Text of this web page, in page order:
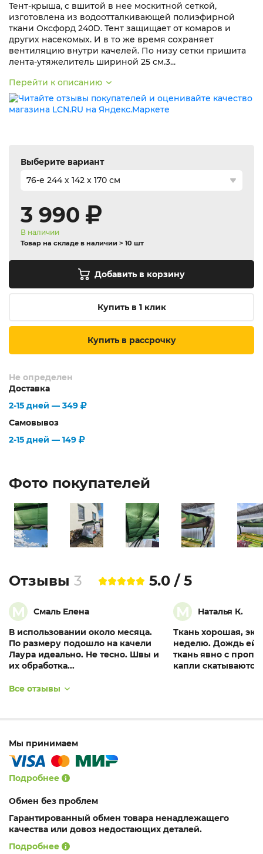
Тент-крыша, с вшитой в нее москитной сеткой,
изготовлена из водоотталкивающей полиэфирной
ткани Оксфорд 240D. Тент защищает от комаров и
других насекомых. И в то же время сохраняет
вентиляцию внутри качелей. По низу сетки пришита
лента-утяжелитель шириной 25 см.3...
Перейти к описанию
Выберите вариант
3 990
В наличии
Товар на складе в наличии > 10 шт
Добавить в корзину
Купить в 1 клик
Купить в рассрочку
Не определен
Доставка
2-15 дней — 349
Самовывоз
2-15 дней — 149
Фото покупателей
Отзывы 3
5.0 / 5
М
Смаль Елена
В использовании около месяца.
По размеру подошло на качели
Лаура идеально. Не тесно. Швы и
их обработка...
М
Наталья К.
Ткань хорошая,
неделю. Дождь ей
ткань явно с
капли
Все отзывы
Мы принимаем
Подробнее
Обмен без проблем
Гарантированный обмен товара ненадлежащего
качества или довоз недостающих деталей.
Подробнее